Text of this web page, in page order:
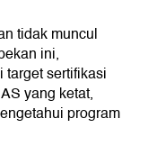
tidak muncul
ini,
sertifikasi
yang ketat,
program